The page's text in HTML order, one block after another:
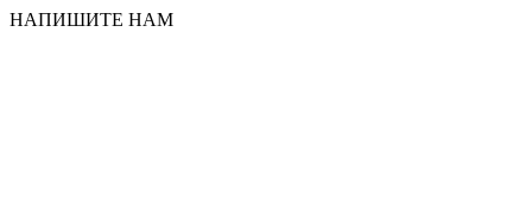
НАПИШИТЕ НАМ